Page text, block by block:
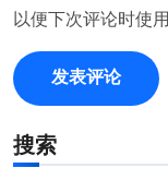
以便下次评论时使用
搜索